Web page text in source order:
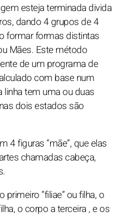
esteja terminada divida
dando 4 grupos de 4
formar formas distintas
Mães. Este método
de um programa de
com base num
linha tem uma ou duas
dois estados são
4 figuras “mãe”, que elas
chamadas cabeça,
“filiae” ou filha, o
o corpo a terceira , e os